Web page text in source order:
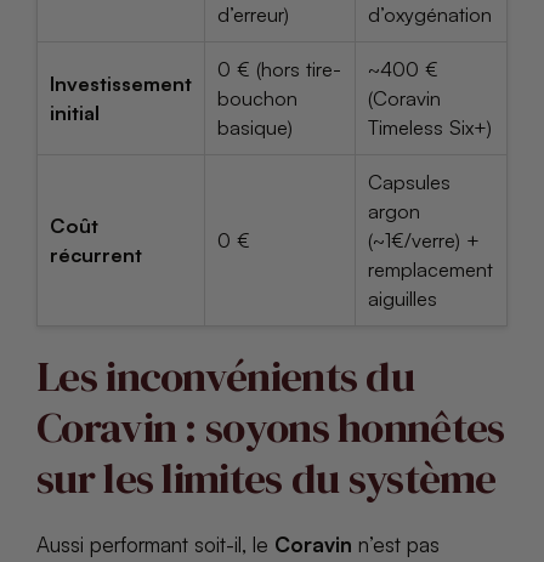
d’erreur)
d’oxygénation
Investissement
initial
0 € (hors tire-
bouchon
basique)
~400 €
(Coravin
Timeless Six+)
Coût
récurrent
0 €
Capsules
argon
(~1€/verre) +
remplacement
aiguilles
Les inconvénients du
Coravin : soyons honnêtes
sur les limites du système
Aussi performant soit-il, le Coravin n’est pas